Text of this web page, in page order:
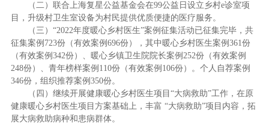
（二）联合上海复星公益基金会在99公益日设立乡村e诊室项
目，升级村卫生室设备为村民提供优质便捷的医疗服务。
（三）“2022年度暖心乡村医生”案例征集活动已征集完毕，共
征集案例723份（有效案例696份），其中暖心乡村医生案例361份
（有效案例342份）、暖心乡镇卫生院院长案例252份（有效案例
248份）、青年榜样案例110份（有效案例106份）。个人自荐案例
346份，组织推荐案例350份。
（四）继续开展健康暖心乡村医生项目“大病救助”工作，在原
健康暖心乡村医生项目方案基础上，丰富 “大病救助”项目内容，拓
展大病救助病种和患病群体。